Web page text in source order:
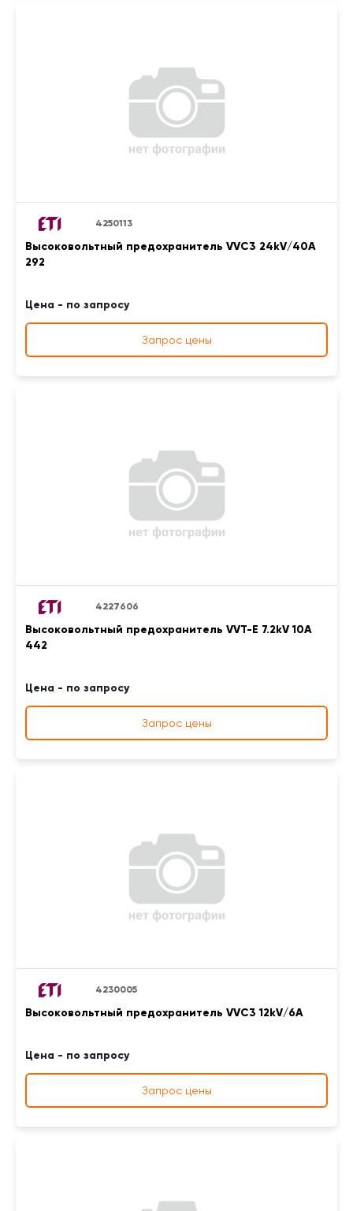
4250113
Высоковольтный предохранитель VVC3 24kV/40A
292
Цена - по запросу
Запрос цены
4227606
Высоковольтный предохранитель VVT-E 7.2kV 10A
442
Цена - по запросу
Запрос цены
4230005
Высоковольтный предохранитель VVC3 12kV/6A
Цена - по запросу
Запрос цены